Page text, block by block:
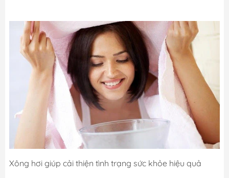
Xông hơi giúp cải thiện tình trạng sức khỏe hiệu quả